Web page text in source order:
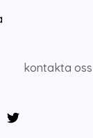
kontakta oss